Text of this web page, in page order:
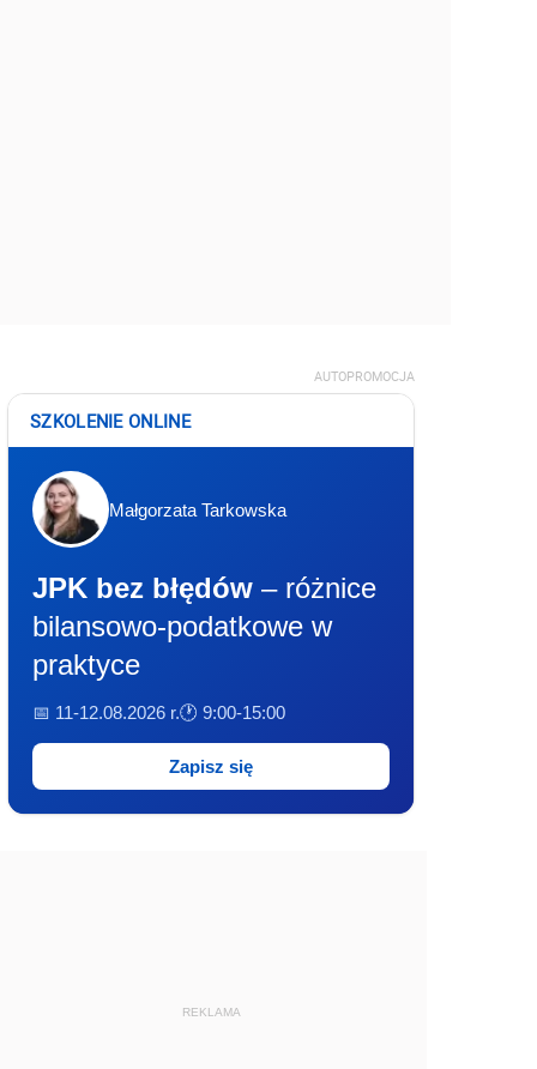
AUTOPROMOCJA
SZKOLENIE ONLINE
Małgorzata Tarkowska
JPK bez błędów – różnice
bilansowo-podatkowe w
praktyce
📅 11-12.08.2026 r.🕐 9:00-15:00
Zapisz się
REKLAMA